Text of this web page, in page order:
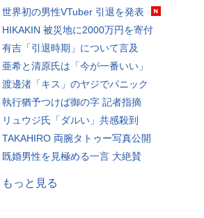
世界初の男性VTuber 引退を発表
HIKAKIN 被災地に2000万円を寄付
有吉「引退時期」について言及
亜希と清原氏は「今が一番いい」
渡邊渚「キス」のヤジでパニック
執行猶予つけば御の字 記者指摘
リュウジ氏「ダルい」共感殺到
TAKAHIRO 両腕タトゥー写真公開
既婚男性を見極める一言 大絶賛
もっと見る